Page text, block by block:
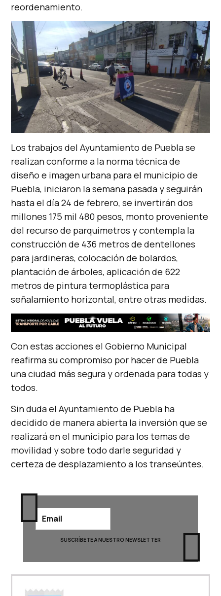
reordenamiento.
Los trabajos del Ayuntamiento de Puebla se
realizan conforme a la norma técnica de
diseño e imagen urbana para el municipio de
Puebla, iniciaron la semana pasada y seguirán
hasta el día 24 de febrero, se invertirán dos
millones 175 mil 480 pesos, monto proveniente
del recurso de parquímetros y contempla la
construcción de 436 metros de dentellones
para jardineras, colocación de bolardos,
plantación de árboles, aplicación de 622
metros de pintura termoplástica para
señalamiento horizontal, entre otras medidas.
Con estas acciones el Gobierno Municipal
reafirma su compromiso por hacer de Puebla
una ciudad más segura y ordenada para todas y
todos.
Sin duda el Ayuntamiento de Puebla ha
decidido de manera abierta la inversión que se
realizará en el municipio para los temas de
movilidad y sobre todo darle seguridad y
certeza de desplazamiento a los transeúntes.